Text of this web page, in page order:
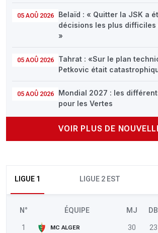
05 AOÛ 2026
Belaïd : « Quitter la JSK a
décisions les plus difficiles
»
05 AOÛ 2026
Tahrat : «Sur le plan
Petkovic était
05 AOÛ 2026
Mondial 2027 : les
pour les Vertes
VOIR PLUS DE
LIGUE 1 LIGUE 2 EST
N° ÉQUIPE MJ DB
1 MC ALGER 30 23